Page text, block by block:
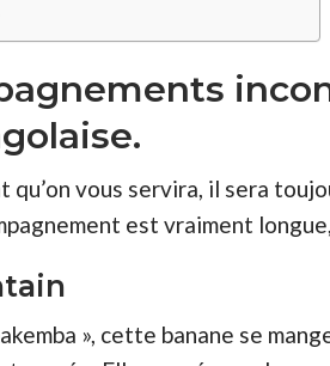
qu’on vous servira, il sera
est vraiment
», cette banane se